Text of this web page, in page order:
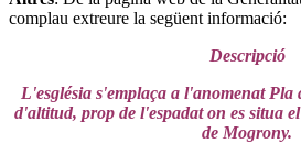
complau extreure la següent informació:
Descripció
L'església s'emplaça a l'anomenat Pla
d'altitud, prop de l'espadat on es situa
de Mogrony.